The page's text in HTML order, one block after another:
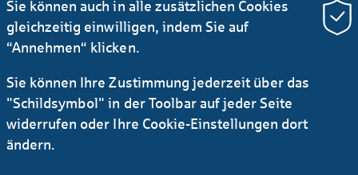
Newsletter Research
RSS
Kontakt
Service Sichere E-Mail Kommunikation
Sie können auch in alle zusätzlichen Cookies
gleichzeitig einwilligen, indem Sie auf
“Annehmen“ klicken.
Sie können Ihre Zustimmung jederzeit über das
"Schildsymbol" in der Toolbar auf jeder Seite
widerrufen oder Ihre Cookie-Einstellungen dort
ändern.